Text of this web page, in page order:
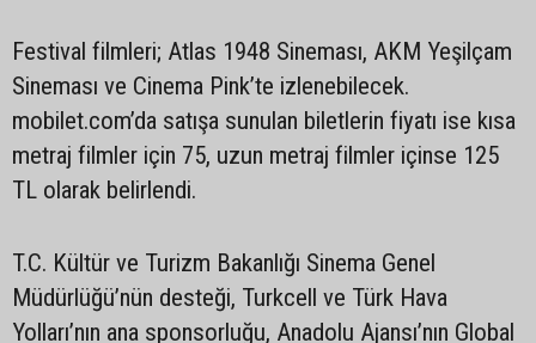
Festival filmleri; Atlas 1948 Sineması, AKM Yeşilçam
Sineması ve Cinema Pink’te izlenebilecek.
mobilet.com’da satışa sunulan biletlerin fiyatı ise kısa
metraj filmler için 75, uzun metraj filmler içinse 125
TL olarak belirlendi.
T.C. Kültür ve Turizm Bakanlığı Sinema Genel
Müdürlüğü’nün desteği, Turkcell ve Türk Hava
Yolları’nın ana sponsorluğu, Anadolu Ajansı’nın Global